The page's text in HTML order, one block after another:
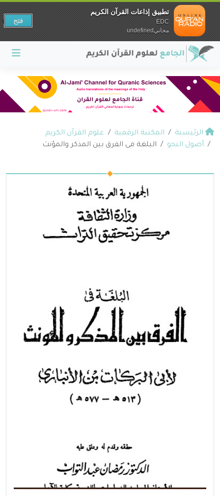
الرئيسية المكتبة الرقمية
علوم القرآن الكريم
أصول النحو
البلغة فى الفرق بين المذكر والمؤنث
تطبيق إذاعات القرآن الكريم
EDC
مجانيundefined
فتح